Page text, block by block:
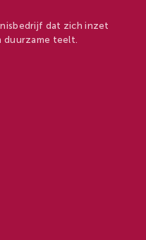
dat zich inzet
duurzame teelt.